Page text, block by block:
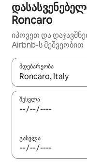
Roncaro
იპოვეთ და
Airbnb-ს მეშვეობით
მდებარეობა
როცა შედეგები
შესვლა
გასვლა